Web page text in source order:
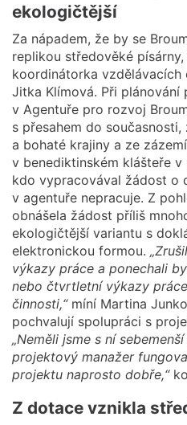
ekologičtější
Za nápadem, že by se
replikou středověké
koordinátorka
Jitka Klímová. Při plánování
v Agentuře pro rozvoj
s přesahem do
a bohaté krajiny a ze
v benediktinském klášteře v
kdo vypracovával žádost o
v agentuře nepracuje. Z
obnášela žádost příliš
ekologičtější variantu s
elektronickou formou.
výkazy práce a ponechali
nebo čtvrtletní výkazy
činnosti,“ míní Martina
pochvalují spolupráci s
„Neměli jsme s ní
projektový manažer
projektu naprosto dobře,“
Z dotace vznikla